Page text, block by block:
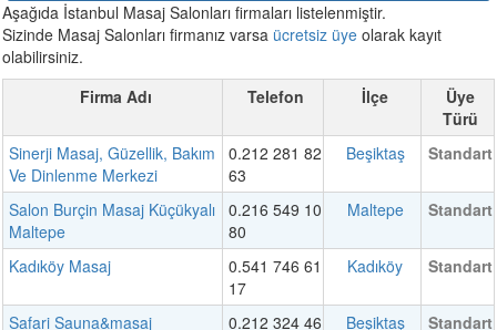
Aşağıda İstanbul Masaj Salonları firmaları listelenmiştir.
Sizinde Masaj Salonları firmanız varsa ücretsiz üye olarak kayıt
olabilirsiniz.
Firma Adı
Telefon İlçe
Üye
Türü
Sinerji Masaj, Güzellik, Bakım
Ve Dinlenme Merkezi
0.212 281 82
63
Beşiktaş Standart
Salon Burçin Masaj Küçükyalı
Maltepe
0.216 549 10
80
Maltepe Standart
Kadıköy Masaj
0.541 746 61
17
Kadıköy Standart
Safari Sauna&masaj
0.212 324 46
Beşiktaş Standart